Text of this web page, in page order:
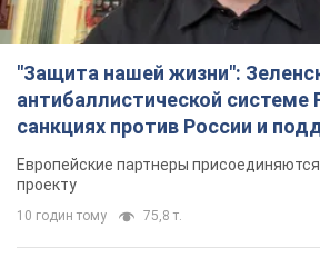
«Нам они тоже нужны»: Трамп
просьбу Зеленского о
для Patriot
Американские запасы отдельных видов
ограничены
6 годин тому 1,5 т.